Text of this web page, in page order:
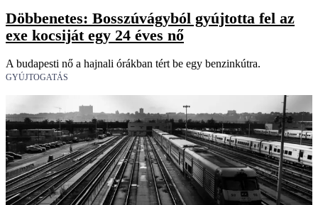
Döbbenetes: Bosszúvágyból gyújtotta fel az
exe kocsiját egy 24 éves nő
A budapesti nő a hajnali órákban tért be egy benzinkútra.
GYÚJTOGATÁS